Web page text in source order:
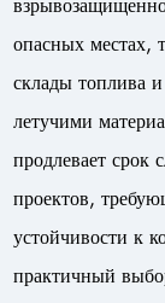
опасных местах,
склады топлива
летучими
продлевает срок
проектов,
устойчивости к
практичный